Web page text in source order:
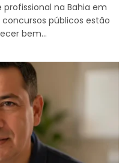
na Bahia em
públicos estão
bem…